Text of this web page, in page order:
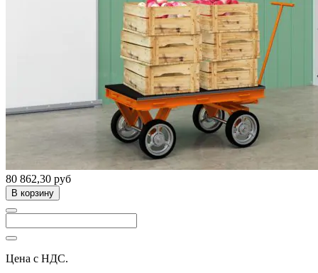
80 862,30 руб
В корзину
Цена с НДС.